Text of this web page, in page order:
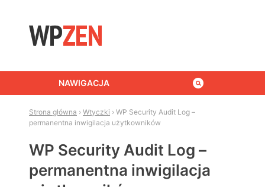
NAWIGACJA
Strona główna › Wtyczki › WP Security Audit Log –
permanentna inwigilacja użytkowników
WP Security Audit Log –
permanentna inwigilacja